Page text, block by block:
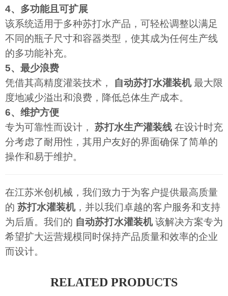
4、多功能且可扩展
该系统适用于多种苏打水产品，可轻松调整以满足
不同的瓶子尺寸和容器类型，使其成为任何生产线
的多功能补充。
5、最少浪费
凭借其高精度灌装技术， 自动苏打水灌装机最大限
度地减少溢出和浪费，降低总体生产成本。
6、维护方便
专为可靠性而设计， 苏打水生产灌装线 在设计时充
分考虑了耐用性，其用户友好的界面确保了简单的
操作和易于维护。
在江苏米创机械，我们致力于为客户提供最高质量
的 苏打水灌装机，并以我们卓越的客户服务和支持
为后盾。我们的 自动苏打水灌装机该解决方案专为
希望扩大运营规模同时保持产品质量和效率的企业
而设计。
RELATED PRODUCTS